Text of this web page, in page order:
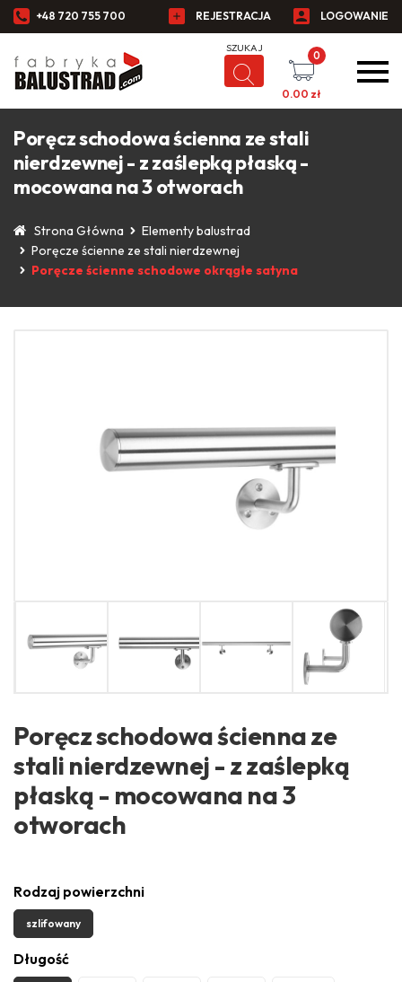
+48 720 755 700 REJESTRACJA LOGOWANIE
0
0.00 zł
Poręcz schodowa ścienna ze stali
nierdzewnej - z zaślepką płaską -
mocowana na 3 otworach
Strona Główna
Elementy balustrad
Poręcze ścienne ze stali nierdzewnej
Poręcze ścienne schodowe okrągłe satyna
Poręcz schodowa ścienna ze
stali nierdzewnej - z zaślepką
płaską - mocowana na 3
otworach
Rodzaj powierzchni
szlifowany
Długość